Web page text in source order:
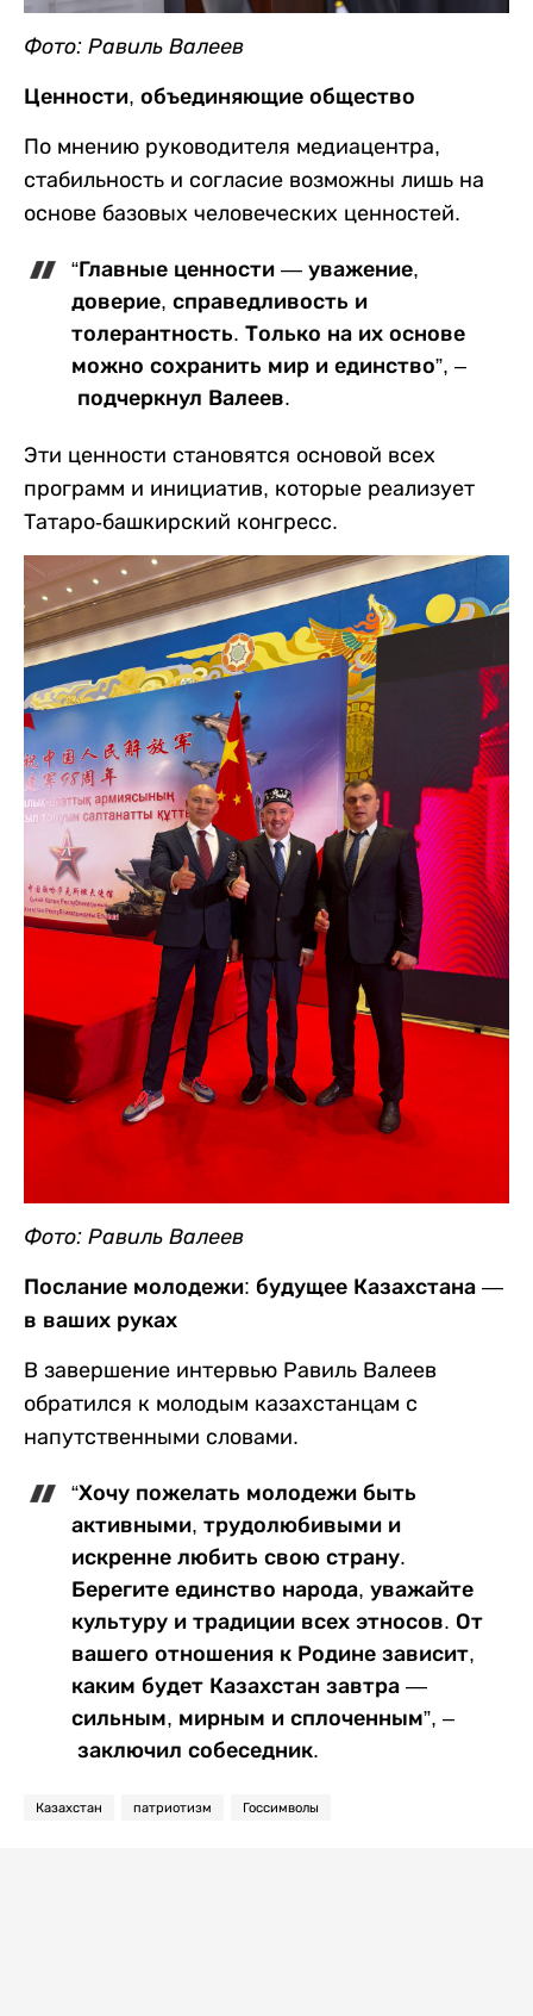
Фото: Равиль Валеев
Ценности, объединяющие общество
По мнению руководителя медиацентра,
стабильность и согласие возможны лишь на
основе базовых человеческих ценностей.
“Главные ценности — уважение,
доверие, справедливость и
толерантность. Только на их основе
можно сохранить мир и единство”, –
подчеркнул Валеев.
Эти ценности становятся основой всех
программ и инициатив, которые реализует
Татаро-башкирский конгресс.
Фото: Равиль Валеев
Послание молодежи: будущее Казахстана —
в ваших руках
В завершение интервью Равиль Валеев
обратился к молодым казахстанцам с
напутственными словами.
“Хочу пожелать молодежи быть
активными, трудолюбивыми и
искренне любить свою страну.
Берегите единство народа, уважайте
культуру и традиции всех этносов. От
вашего отношения к Родине зависит,
каким будет Казахстан завтра —
сильным, мирным и сплоченным”, –
заключил собеседник.
Казахстан патриотизм Госсимволы